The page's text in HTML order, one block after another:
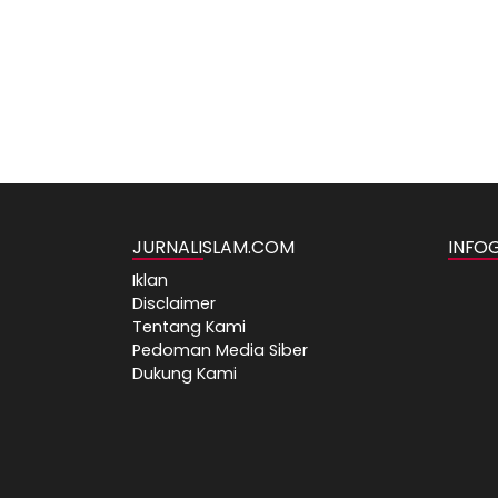
JURNALISLAM.COM
Iklan
Disclaimer
Tentang Kami
Pedoman Media Siber
Dukung Kami